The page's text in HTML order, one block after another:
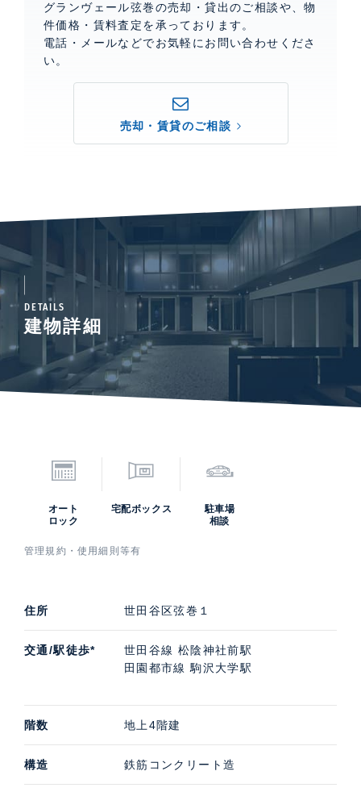
グランヴェール弦巻の売却・貸出のご相談や、物
件価格・賃料査定を承っております。
電話・メールなどでお気軽にお問い合わせくださ
い。
売却・賃貸のご相談
DETAILS
建物詳細
オート
ロック
宅配ボックス
駐車場
相談
管理規約・使用細則等有
住所 世田谷区弦巻１
交通/駅徒歩*
世田谷線 松陰神社前駅
田園都市線 駒沢大学駅
階数 地上4階建
構造 鉄筋コンクリート造